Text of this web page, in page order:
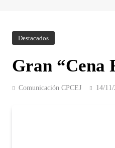
Destacados
Gran “Cena
Comunicación CPCEJ 14/